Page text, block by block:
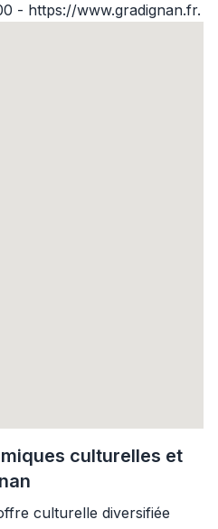
- https://www.gradignan.fr.
culturelles et
culturelle diversifiée